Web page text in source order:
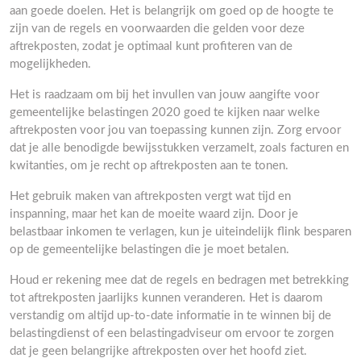
aan goede doelen. Het is belangrijk om goed op de hoogte te
zijn van de regels en voorwaarden die gelden voor deze
aftrekposten, zodat je optimaal kunt profiteren van de
mogelijkheden.
Het is raadzaam om bij het invullen van jouw aangifte voor
gemeentelijke belastingen 2020 goed te kijken naar welke
aftrekposten voor jou van toepassing kunnen zijn. Zorg ervoor
dat je alle benodigde bewijsstukken verzamelt, zoals facturen en
kwitanties, om je recht op aftrekposten aan te tonen.
Het gebruik maken van aftrekposten vergt wat tijd en
inspanning, maar het kan de moeite waard zijn. Door je
belastbaar inkomen te verlagen, kun je uiteindelijk flink besparen
op de gemeentelijke belastingen die je moet betalen.
Houd er rekening mee dat de regels en bedragen met betrekking
tot aftrekposten jaarlijks kunnen veranderen. Het is daarom
verstandig om altijd up-to-date informatie in te winnen bij de
belastingdienst of een belastingadviseur om ervoor te zorgen
dat je geen belangrijke aftrekposten over het hoofd ziet.